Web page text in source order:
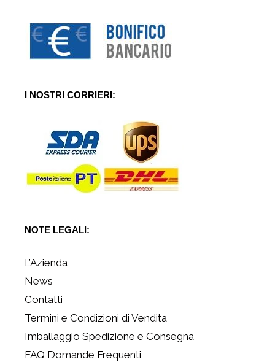
I NOSTRI CORRIERI:
NOTE LEGALI:
L’Azienda
News
Contatti
Termini e Condizioni di Vendita
Imballaggio Spedizione e Consegna
FAQ Domande Frequenti